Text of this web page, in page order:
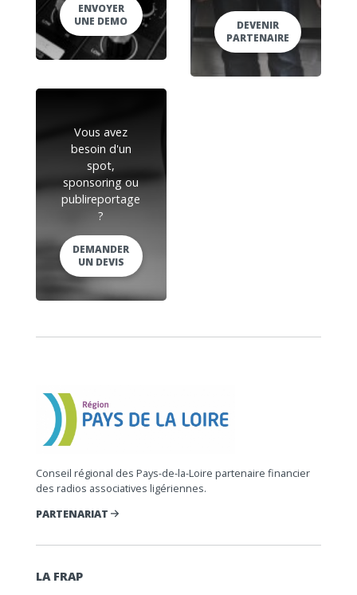
ENVOYER
UNE DEMO
DEVENIR
PARTENAIRE
Vous avez
besoin d'un
spot,
sponsoring ou
publireportage
?
DEMANDER
UN DEVIS
Conseil régional des Pays-de-la-Loire partenaire financier
des radios associatives ligériennes.
PARTENARIAT
LA FRAP